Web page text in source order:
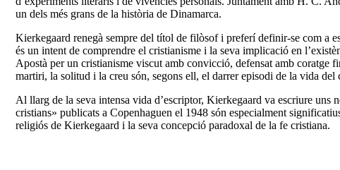
un dels més grans de la història de Dinamarca.
Kierkegaard renegà sempre del títol de filòsof i preferí definir-se com a
és un intent de comprendre el cristianisme i la seva implicació en
Apostà per un cristianisme viscut amb convicció, defensat amb coratge
martiri, la solitud i la creu són, segons ell, el darrer episodi de la vida del
Al llarg de la seva intensa vida d’escriptor, Kierkegaard va escriure uns
cristians» publicats a Copenhaguen el 1948 són especialment
religiós de Kierkegaard i la seva concepció paradoxal de la fe cristiana.